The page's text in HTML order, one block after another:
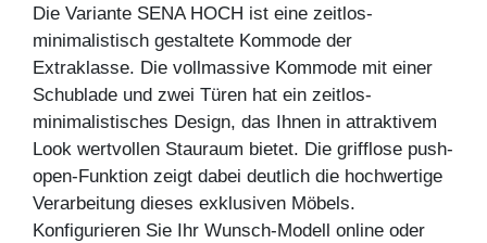
Die Variante SENA HOCH ist eine zeitlos-
minimalistisch gestaltete Kommode der
Extraklasse. Die vollmassive Kommode mit einer
Schublade und zwei Türen hat ein zeitlos-
minimalistisches Design, das Ihnen in attraktivem
Look wertvollen Stauraum bietet. Die grifflose push-
open-Funktion zeigt dabei deutlich die hochwertige
Verarbeitung dieses exklusiven Möbels.
Konfigurieren Sie Ihr Wunsch-Modell online oder